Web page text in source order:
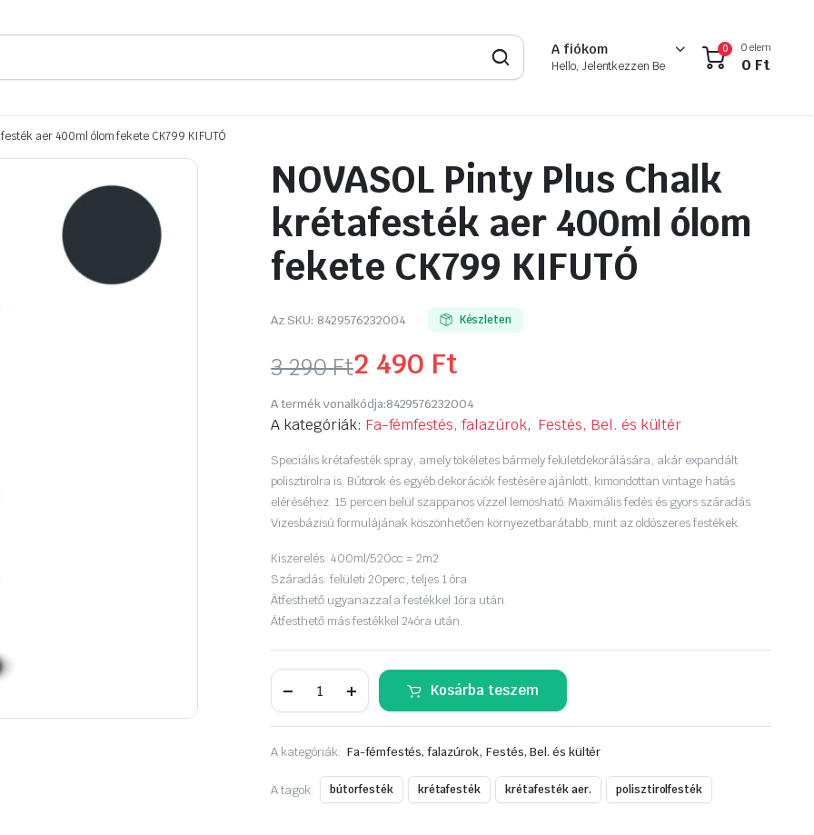
A fiókom
Hello, Jelentkezzen Be
0 0 elem
0 Ft
aer 400ml ólom fekete CK799 KIFUTÓ
NOVASOL Pinty Plus Chalk
krétafesték aer 400ml ólom
fekete CK799 KIFUTÓ
Az SKU: 8429576232004 Készleten
3 290Ft
Original
price
was:
3
290 Ft.
2 490 Ft
Current
price
is:
2
490 Ft.
A termék vonalkódja:8429576232004
A kategóriák: Fa-fémfestés, falazúrok, Festés, Bel. és kültér
Speciális krétafesték spray, amely tökéletes bármely felületdekorálására, akár expandált
polisztirolra is. Bútorok és egyéb dekorációk festésére ajánlott, kimondottan vintage hatás
eléréséhez. 15 percen belül szappanos vízzel lemosható. Maximális fedés és gyors száradás.
Vizesbázisú formulájának köszönhetően környezetbarátabb, mint az oldószeres festékek.
Kiszerelés: 400ml/520cc = 2m2
Száradás: felületi 20perc, teljes 1 óra
Átfesthető ugyanazzal a festékkel 1óra után.
Átfesthető más festékkel 24óra után.
Pinty
Chalk
aer
ólom
fekete
Kosárba teszem
A kategóriák: Fa-fémfestés, falazúrok, Festés, Bel. és kültér
A tagok: bútorfesték krétafesték krétafesték aer. polisztirolfesték